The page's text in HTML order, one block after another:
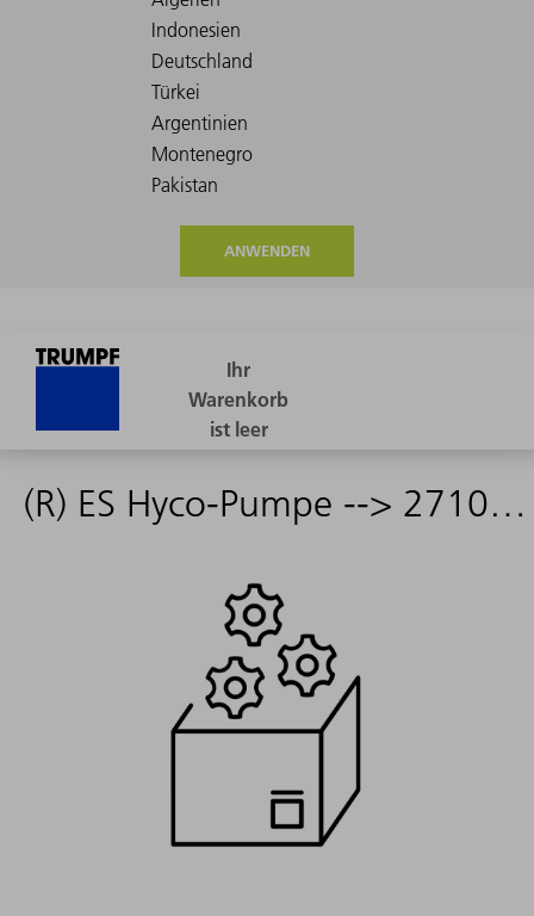
ANWENDEN
(R) ES Hyco-Pumpe --> 2710408